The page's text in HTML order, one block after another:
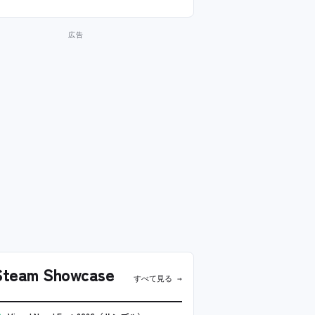
Showcase すべて見る →